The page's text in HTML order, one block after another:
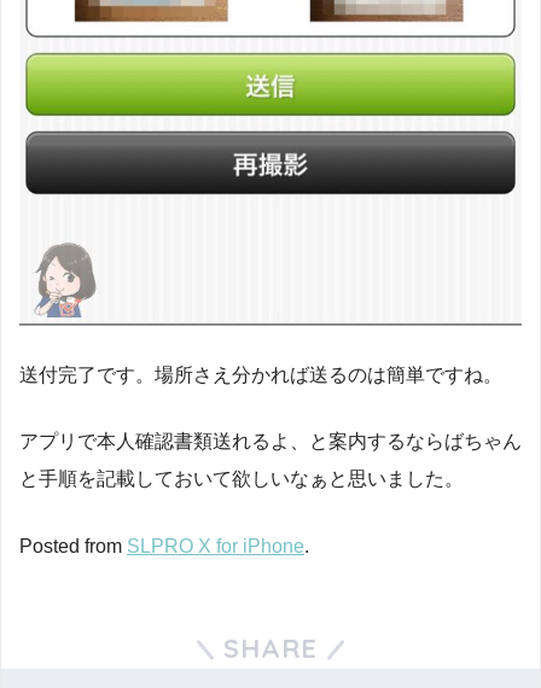
送付完了です。場所さえ分かれば送るのは簡単ですね。
アプリで本人確認書類送れるよ、と案内するならばちゃん
と手順を記載しておいて欲しいなぁと思いました。
Posted from SLPRO X for iPhone
SHARE